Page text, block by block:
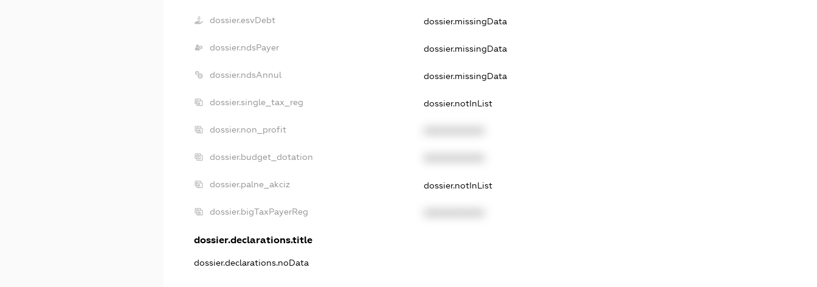
dossier.esvDebt dossier.missingData
dossier.ndsPayer dossier.missingData
dossier.ndsAnnul dossier.missingData
dossier.single_tax_reg dossier.notInList
dossier.non_profit
dossier.budget_dotation
dossier.palne_akciz dossier.notInList
dossier.bigTaxPayerReg
dossier.declarations.title
dossier.declarations.noData